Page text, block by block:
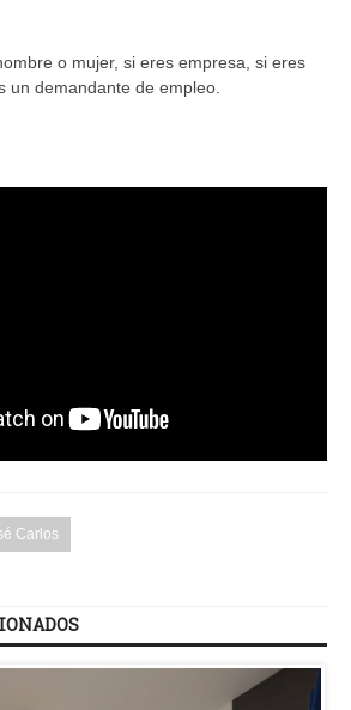
o mujer, si eres empresa, si eres
un demandante de empleo.
Carlos